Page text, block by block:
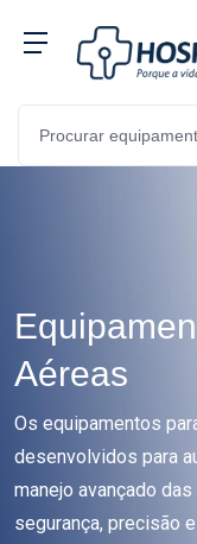
Aéreas
Os equipamentos
desenvolvidos para
manejo avançado
segurança, precisão